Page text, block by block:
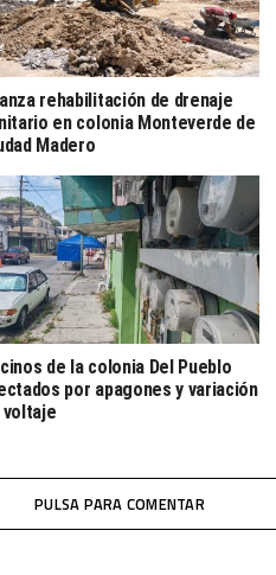
rehabilitación de drenaje
en colonia Monteverde de
Madero
de la colonia Del Pueblo
por apagones y variación
voltaje
PULSA PARA COMENTAR